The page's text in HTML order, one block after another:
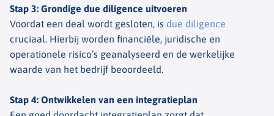
Stap 3: Grondige due diligence uitvoeren
Voordat een deal wordt gesloten, is due diligence
cruciaal. Hierbij worden financiële, juridische en
operationele risico’s geanalyseerd en de werkelijke
waarde van het bedrijf beoordeeld.
Stap 4: Ontwikkelen van een integratieplan